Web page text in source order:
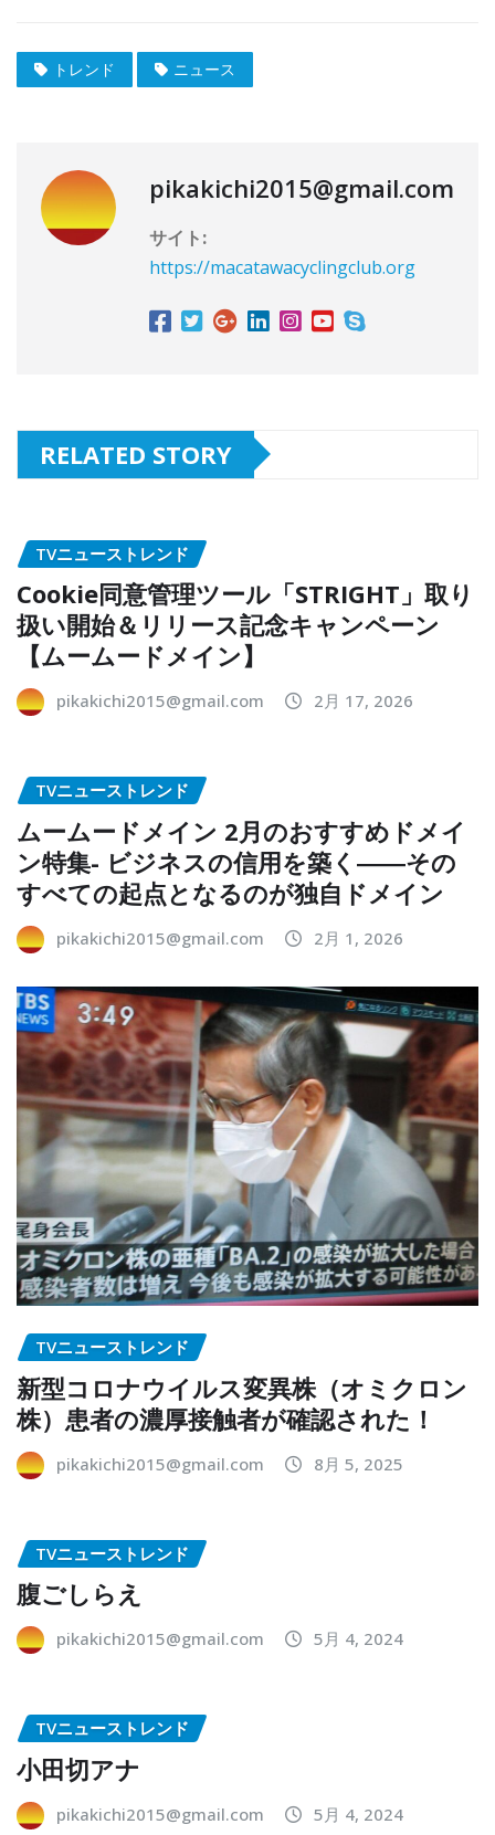
トレンド ニュース
pikakichi2015@gmail.com
サイト:
https://macatawacyclingclub.org
RELATED STORY
TVニューストレンド
Cookie同意管理ツール「STRIGHT」取り
扱い開始＆リリース記念キャンペーン
【ムームードメイン】
pikakichi2015@gmail.com 2月 17, 2026
TVニューストレンド
ムームードメイン 2月のおすすめドメイ
ン特集- ビジネスの信用を築く――その
すべての起点となるのが独自ドメイン
pikakichi2015@gmail.com 2月 1, 2026
TVニューストレンド
新型コロナウイルス変異株（オミクロン
株）患者の濃厚接触者が確認された！
pikakichi2015@gmail.com 8月 5, 2025
TVニューストレンド
腹ごしらえ
pikakichi2015@gmail.com 5月 4, 2024
TVニューストレンド
小田切アナ
pikakichi2015@gmail.com 5月 4, 2024